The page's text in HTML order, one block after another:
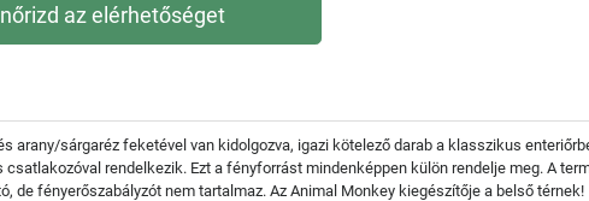
az elérhetőséget
sárgaréz feketével van kidolgozva, igazi kötelező darab a klasszikus
rendelkezik. Ezt a fényforrást mindenképpen külön rendelje meg. A
de fényerőszabályzót nem tartalmaz. Az Animal Monkey kiegészítője a belső térnek!